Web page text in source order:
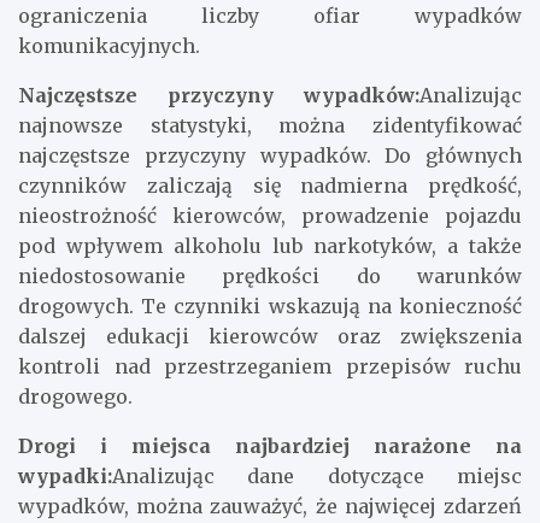
ograniczenia liczby ofiar wypadków
komunikacyjnych.
Najczęstsze przyczyny wypadków:Analizując
najnowsze statystyki, można zidentyfikować
najczęstsze przyczyny wypadków. Do głównych
czynników zaliczają się nadmierna prędkość,
nieostrożność kierowców, prowadzenie pojazdu
pod wpływem alkoholu lub narkotyków, a także
niedostosowanie prędkości do warunków
drogowych. Te czynniki wskazują na konieczność
dalszej edukacji kierowców oraz zwiększenia
kontroli nad przestrzeganiem przepisów ruchu
drogowego.
Drogi i miejsca najbardziej narażone na
wypadki:Analizując dane dotyczące miejsc
wypadków, można zauważyć, że najwięcej zdarzeń